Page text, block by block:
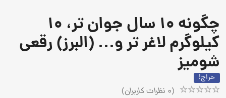
چگونه 10 سال جوان تر، 10
کیلوگرم لاغر تر و... (البرز) رقعی
شومیز
حراج!
(
0 نظرات کاربران)